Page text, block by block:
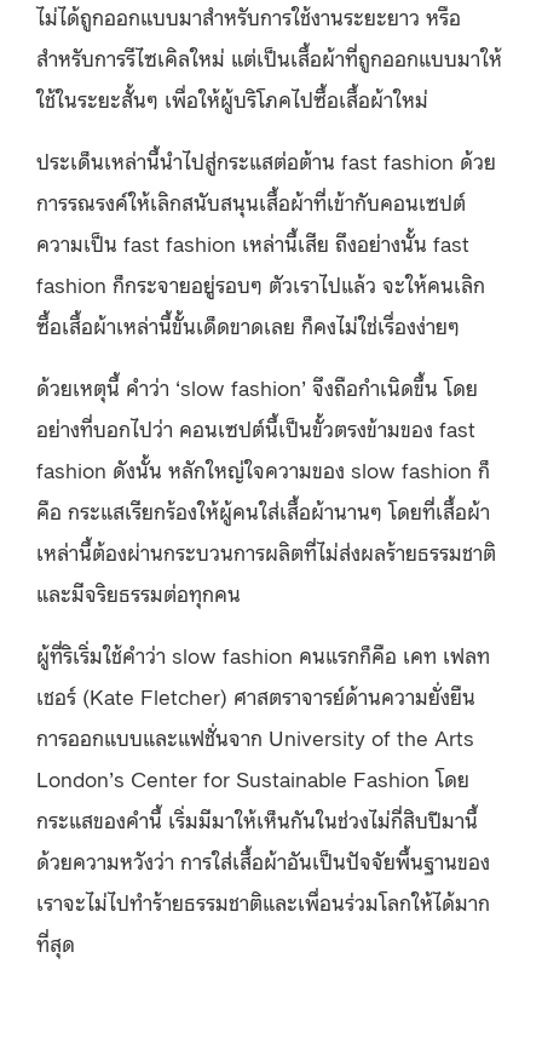
ไม่ได้ถูกออกแบบมาสำหรับการใช้งานระยะยาว หรือ
สำหรับการรีไซเคิลใหม่ แต่เป็นเสื้อผ้าที่ถูกออกแบบมาให้
ใช้ในระยะสั้นๆ เพื่อให้ผู้บริโภคไปซื้อเสื้อผ้าใหม่
ประเด็นเหล่านี้นำไปสู่กระแสต่อต้าน fast fashion ด้วย
การรณรงค์ให้เลิกสนับสนุนเสื้อผ้าที่เข้ากับคอนเซปต์
ความเป็น fast fashion เหล่านี้เสีย ถึงอย่างนั้น fast
fashion ก็กระจายอยู่รอบๆ ตัวเราไปแล้ว จะให้คนเลิก
ซื้อเสื้อผ้าเหล่านี้ขั้นเด็ดขาดเลย ก็คงไม่ใช่เรื่องง่ายๆ
ด้วยเหตุนี้ คำว่า ‘slow fashion’ จึงถือกำเนิดขึ้น โดย
อย่างที่บอกไปว่า คอนเซปต์นี้เป็นขั้วตรงข้ามของ fast
fashion ดังนั้น หลักใหญ่ใจความของ slow fashion ก็
คือ กระแสเรียกร้องให้ผู้คนใส่เสื้อผ้านานๆ โดยที่เสื้อผ้า
เหล่านี้ต้องผ่านกระบวนการผลิตที่ไม่ส่งผลร้ายธรรมชาติ
และมีจริยธรรมต่อทุกคน
ผู้ที่ริเริ่มใช้คำว่า slow fashion คนแรกก็คือ เคท เฟลท
เชอร์ (Kate Fletcher) ศาสตราจารย์ด้านความยั่งยืน
การออกแบบและแฟชั่นจาก University of the Arts
London’s Center for Sustainable Fashion โดย
กระแสของคำนี้ เริ่มมีมาให้เห็นกันในช่วงไม่กี่สิบปีมานี้
ด้วยความหวังว่า การใส่เสื้อผ้าอันเป็นปัจจัยพื้นฐานของ
เราจะไม่ไปทำร้ายธรรมชาติและเพื่อนร่วมโลกให้ได้มาก
ที่สุด